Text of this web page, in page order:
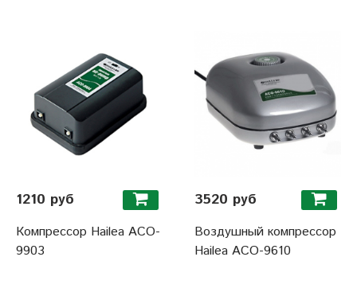
1210 руб
Компрессор Hailea ACO-
9903
3520 руб
Воздушный компрессор
Hailea АСО-9610